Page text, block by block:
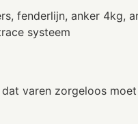
fenderlijn, anker 4kg,
systeem
varen zorgeloos